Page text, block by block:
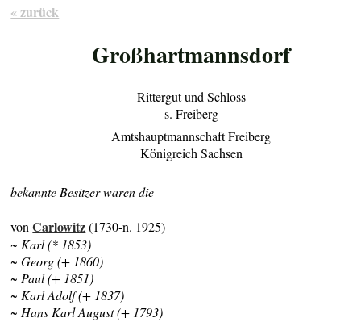
« zurück
Großhartmannsdorf
Rittergut und Schloss
s. Freiberg
Amtshauptmannschaft Freiberg
Königreich Sachsen
bekannte Besitzer waren die
vonCarlowitz(1730-n. 1925)
~ Karl (* 1853)
~ Georg (+ 1860)
~ Paul (+ 1851)
~ Karl Adolf (+ 1837)
~ Hans Karl August (+ 1793)